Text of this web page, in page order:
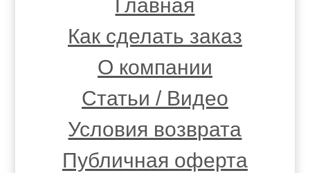
Главная
Как сделать заказ
О компании
Статьи / Видео
Условия возврата
Публичная оферта